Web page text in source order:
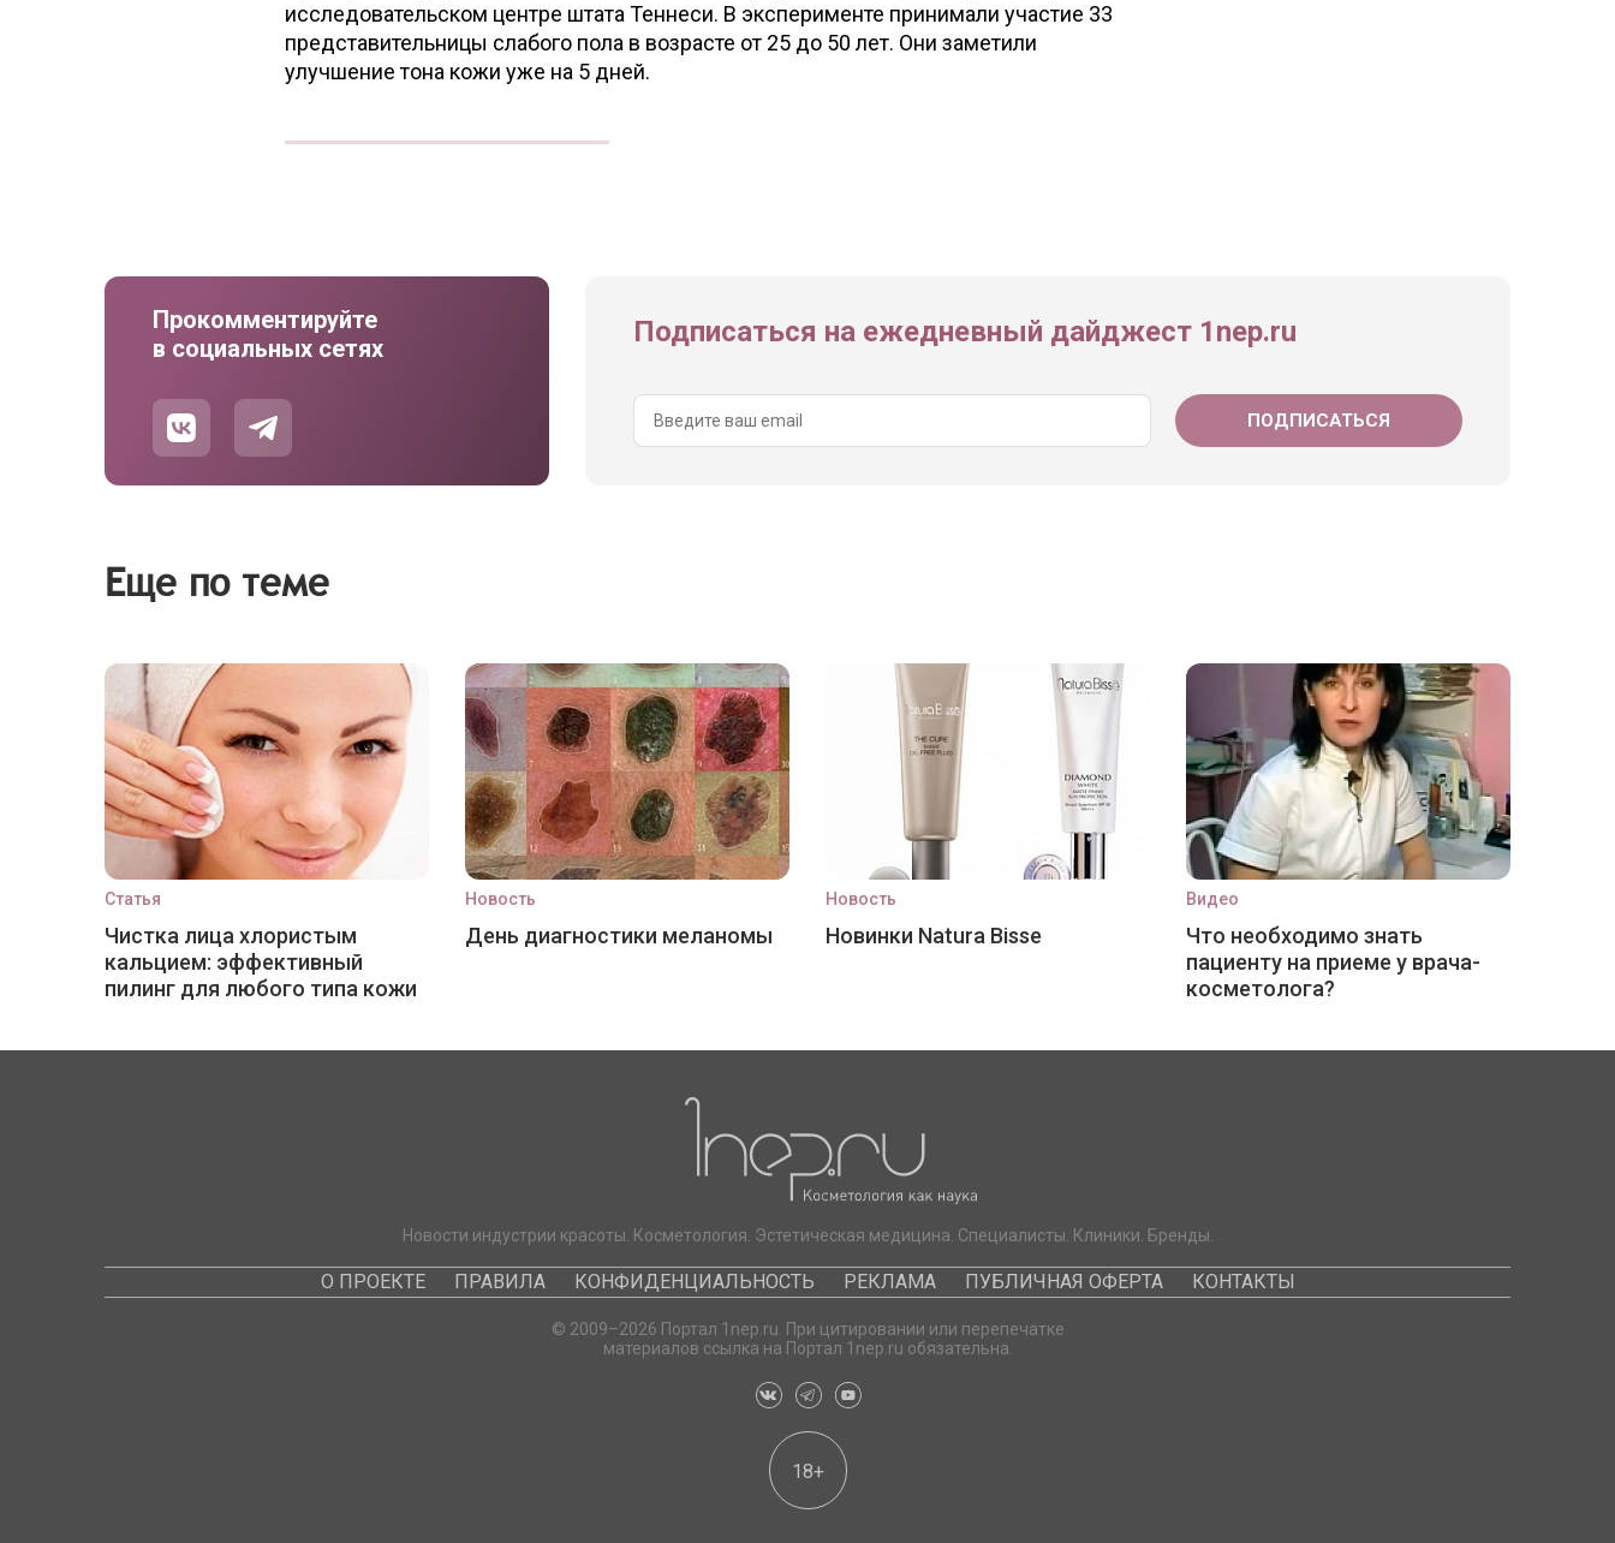
исследовательском центре штата Теннеси. В эксперименте принимали участие 33
представительницы слабого пола в возрасте от 25 до 50 лет. Они заметили
улучшение тона кожи уже на 5 дней.
Прокомментируйте
в социальных сетях
Подписаться на ежедневный дайджест 1nep.ru
Еще по теме
Статья
Чистка лица хлористым
кальцием: эффективный
пилинг для любого типа кожи
Новость
День диагностики меланомы
Новость
Новинки Natura Bisse
Видео
Что необходимо знать
пациенту на приеме у врача-
косметолога?
Новости индустрии красоты. Косметология. Эстетическая медицина. Специалисты. Клиники. Бренды.
О ПРОЕКТЕ ПРАВИЛА КОНФИДЕНЦИАЛЬНОСТЬ РЕКЛАМА ПУБЛИЧНАЯ ОФЕРТА КОНТАКТЫ
© 2009–2026 Портал 1nep.ru. При цитировании или перепечатке
материалов ссылка на Портал 1nep.ru обязательна.
18+